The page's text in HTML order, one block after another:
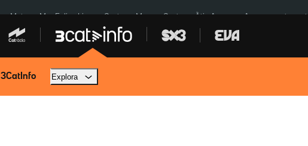
a Meta Mor Felipe Lipe Ceuta Menors Ceuta Àtic Ayuso Aparcament agost
3CatInfo Explora